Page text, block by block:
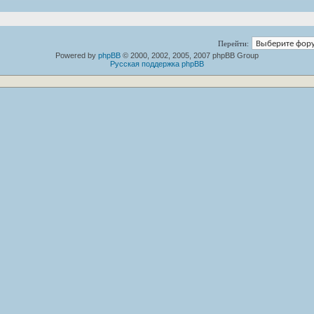
Перейти:
Powered by phpBB © 2000, 2002, 2005, 2007 phpBB Group
Русская поддержка phpBB